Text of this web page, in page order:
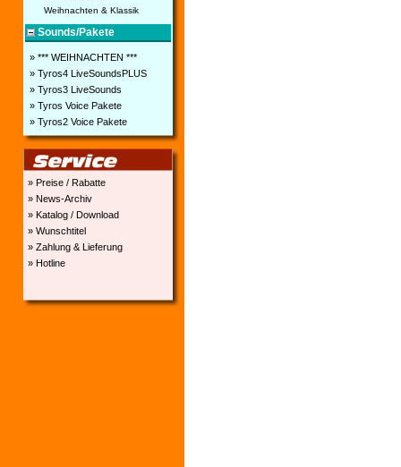
Weihnachten & Klassik
Sounds/Pakete
» *** WEIHNACHTEN ***
» Tyros4 LiveSoundsPLUS
» Tyros3 LiveSounds
» Tyros Voice Pakete
» Tyros2 Voice Pakete
» Preise / Rabatte
» News-Archiv
» Katalog / Download
» Wunschtitel
» Zahlung & Lieferung
» Hotline